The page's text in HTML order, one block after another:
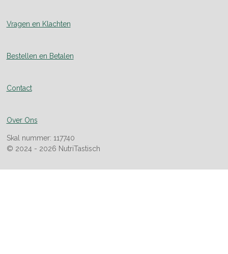
Vragen en Klachten
Bestellen en Betalen
Contact
Over Ons
Skal nummer: 117740
© 2024 - 2026 NutriTastisch